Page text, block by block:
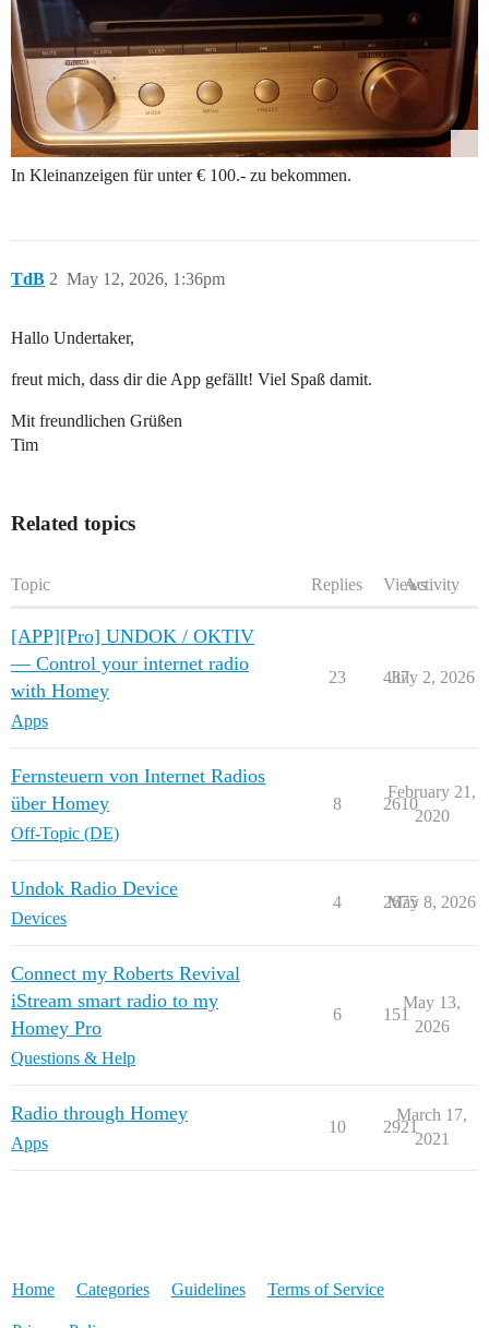
In Kleinanzeigen für unter € 100.- zu bekommen.
TdB May 12, 2026, 1:36pm
2
Hallo Undertaker,
freut mich, dass dir die App gefällt! Viel Spaß damit.
Mit freundlichen Grüßen
Tim
Related topics
Topic Replies ViewsActivity
[APP][Pro] UNDOK / OKTIV
— Control your internet radio
with Homey
Apps
23 437
July 2, 2026
Fernsteuern von Internet Radios
über Homey
Off-Topic (DE)
8 2610
February 21,
2020
Undok Radio Device
Devices
4 2675
May 8, 2026
Connect my Roberts Revival
iStream smart radio to my
Homey Pro
Questions & Help
6 151
May 13,
2026
Radio through Homey
Apps
10 2921
March 17,
2021
Home Categories Guidelines Terms of Service